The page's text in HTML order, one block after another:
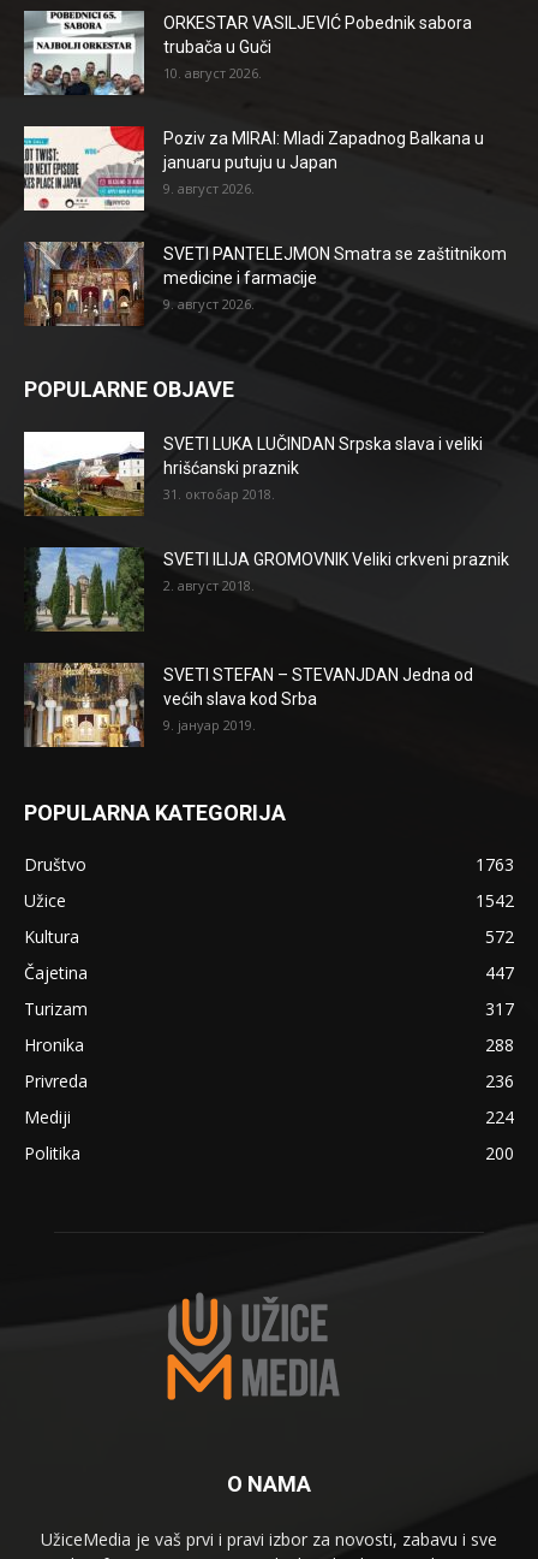
ORKESTAR VASILJEVIĆ Pobednik sabora
trubača u Guči
10. август 2026.
Poziv za MIRAI: Mladi Zapadnog Balkana u
januaru putuju u Japan
9. август 2026.
SVETI PANTELEJMON Smatra se zaštitnikom
medicine i farmacije
9. август 2026.
POPULARNE OBJAVE
SVETI LUKA LUČINDAN Srpska slava i veliki
hrišćanski praznik
31. октобар 2018.
SVETI ILIJA GROMOVNIK Veliki crkveni praznik
2. август 2018.
SVETI STEFAN – STEVANJDAN Jedna od
većih slava kod Srba
9. јануар 2019.
POPULARNA KATEGORIJA
Društvo
1763
Užice
1542
Kultura
572
Čajetina
447
Turizam
317
Hronika
288
Privreda
236
Mediji
224
Politika
200
O NAMA
UžiceMedia je vaš prvi i pravi izbor za novosti, zabavu i sve